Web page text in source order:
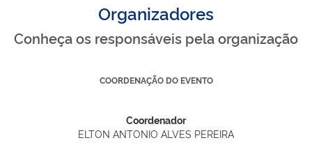
Organizadores
Conheça os responsáveis pela organização
COORDENAÇÃO DO EVENTO
Coordenador
ELTON ANTONIO ALVES PEREIRA